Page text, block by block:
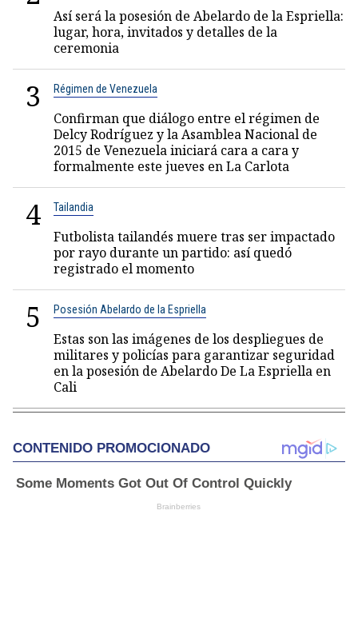
Así será la posesión de Abelardo de la Espriella:
lugar, hora, invitados y detalles de la
ceremonia
3 Régimen de Venezuela
Confirman que diálogo entre el régimen de
Delcy Rodríguez y la Asamblea Nacional de
2015 de Venezuela iniciará cara a cara y
formalmente este jueves en La Carlota
4 Tailandia
Futbolista tailandés muere tras ser impactado
por rayo durante un partido: así quedó
registrado el momento
5 Posesión Abelardo de la Espriella
Estas son las imágenes de los despliegues de
militares y policías para garantizar seguridad
en la posesión de Abelardo De La Espriella en
Cali